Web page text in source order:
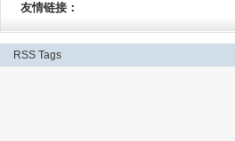
友情链接：
RSS Tags